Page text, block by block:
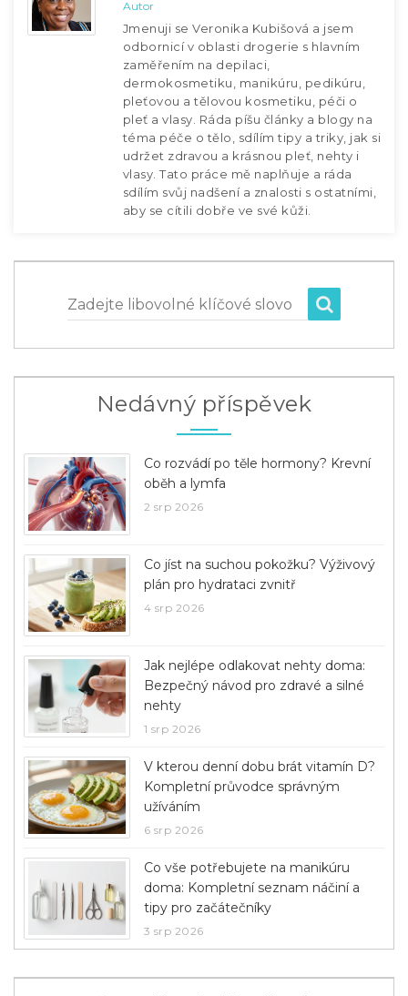
Autor
Jmenuji se Veronika Kubišová a jsem
odbornicí v oblasti drogerie s hlavním
zaměřením na depilaci,
dermokosmetiku, manikúru, pedikúru,
pleťovou a tělovou kosmetiku, péči o
pleť a vlasy. Ráda píšu články a blogy na
téma péče o tělo, sdílím tipy a triky, jak si
udržet zdravou a krásnou pleť, nehty i
vlasy. Tato práce mě naplňuje a ráda
sdílím svůj nadšení a znalosti s ostatními,
aby se cítili dobře ve své kůži.
Zadejte libovolné klíčové slovo
Nedávný příspěvek
Co rozvádí po těle hormony? Krevní
oběh a lymfa
2 srp 2026
Co jíst na suchou pokožku? Výživový
plán pro hydrataci zvnitř
4 srp 2026
Jak nejlépe odlakovat nehty doma:
Bezpečný návod pro zdravé a silné
nehty
1 srp 2026
V kterou denní dobu brát vitamín D?
Kompletní průvodce správným
užíváním
6 srp 2026
Co vše potřebujete na manikúru
doma: Kompletní seznam náčiní a
tipy pro začátečníky
3 srp 2026